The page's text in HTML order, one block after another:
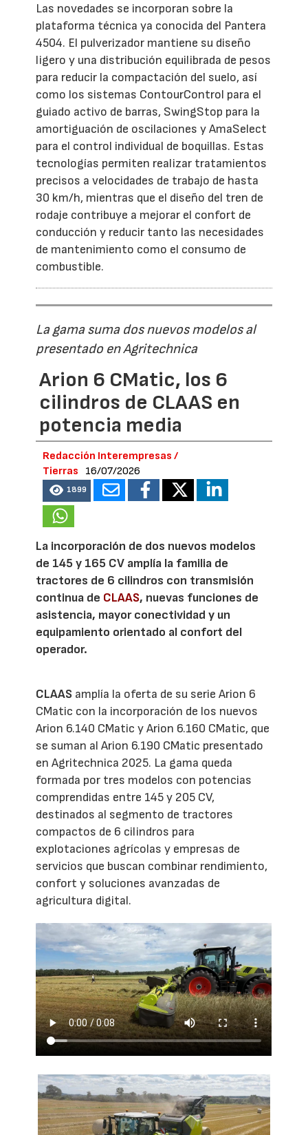
Las novedades se incorporan sobre la
plataforma técnica ya conocida del Pantera
4504. El pulverizador mantiene su diseño
ligero y una distribución equilibrada de pesos
para reducir la compactación del suelo, así
como los sistemas ContourControl para el
guiado activo de barras, SwingStop para la
amortiguación de oscilaciones y AmaSelect
para el control individual de boquillas. Estas
tecnologías permiten realizar tratamientos
precisos a velocidades de trabajo de hasta
30 km/h, mientras que el diseño del tren de
rodaje contribuye a mejorar el confort de
conducción y reducir tanto las necesidades
de mantenimiento como el consumo de
combustible.
La gama suma dos nuevos modelos al
presentado en Agritechnica
Arion 6 CMatic, los 6
cilindros de CLAAS en
potencia media
Redacción Interempresas /
Tierras
16/07/2026
1899
La incorporación de dos nuevos modelos
de 145 y 165 CV amplía la familia de
tractores de 6 cilindros con transmisión
continua de CLAAS, nuevas funciones de
asistencia, mayor conectividad y un
equipamiento orientado al confort del
operador.
CLAAS amplía la oferta de su serie Arion 6
CMatic con la incorporación de los nuevos
Arion 6.140 CMatic y Arion 6.160 CMatic, que
se suman al Arion 6.190 CMatic presentado
en Agritechnica 2025. La gama queda
formada por tres modelos con potencias
comprendidas entre 145 y 205 CV,
destinados al segmento de tractores
compactos de 6 cilindros para
explotaciones agrícolas y empresas de
servicios que buscan combinar rendimiento,
confort y soluciones avanzadas de
agricultura digital.